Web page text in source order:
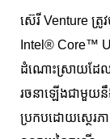
ស៊េរី Venture ត្រូ
Intel® Core™
ដំណោះស្រាយដែល
រចនាឡើងជាមួយនឹង
ប្រកបដោយស្ថេរភ